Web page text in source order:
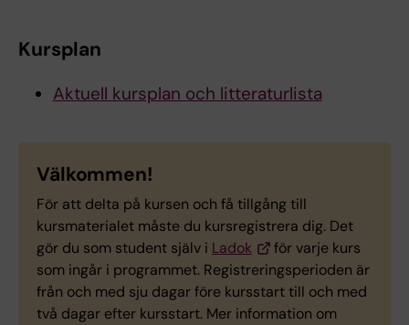
Kursplan
Aktuell kursplan och litteraturlista
Välkommen!
För att delta på kursen och få tillgång till
kursmaterialet måste du kursregistrera dig. Det
gör du som student själv i Ladok
för varje kurs
som ingår i programmet. Registreringsperioden är
från och med sju dagar före kursstart till och med
två dagar efter kursstart. Mer information om